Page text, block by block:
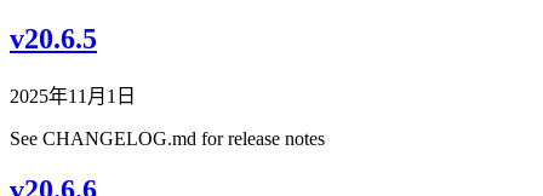
v20.6.5
2025年11月1日
See CHANGELOG.md for release notes